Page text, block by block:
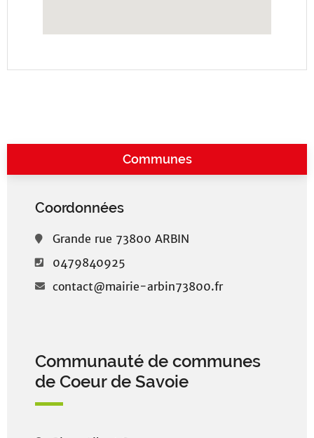
Communes
Coordonnées
Grande rue 73800 ARBIN
0479840925
contact@mairie-arbin73800.fr
Communauté de communes
de Coeur de Savoie